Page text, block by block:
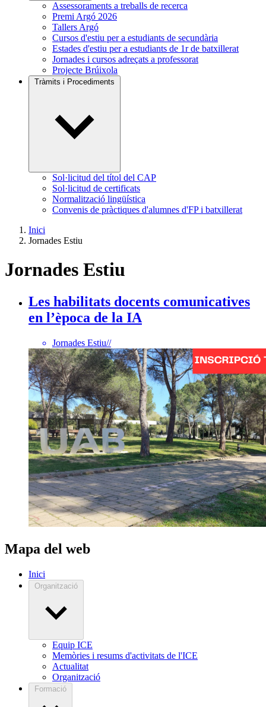
Assessoraments a treballs de recerca
Premi Argó 2026
Tallers Argó
Cursos d'estiu per a estudiants de secundària
Estades d'estiu per a estudiants de 1r de batxillerat
Jornades i cursos adreçats a professorat
Projecte Brúixola
Tràmits i Procediments
Sol·licitud del títol del CAP
Sol·licitud de certificats
Normalització lingüística
Convenis de pràctiques d'alumnes d'FP i batxillerat
Inici
Jornades Estiu
Jornades Estiu
Les habilitats docents comunicatives
en l’època de la IA
Jornades Estiu//
Mapa del web
Inici
Organització
Equip ICE
Memòries i resums d'activitats de l'ICE
Actualitat
Organització
Formació